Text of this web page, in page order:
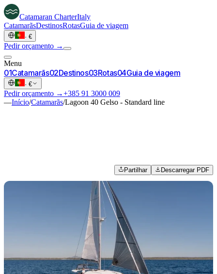
Catamaran CharterItaly
CatamarãsDestinosRotasGuia de viagem
· €
Pedir orçamento →
Menu
01Catamarãs02Destinos03Rotas04Guia de viagem
· €
Pedir orçamento →+385 91 3000 009
—Início/Catamarãs/Lagoon 40 Gelso - Standard line
Partilhar Descarregar PDF